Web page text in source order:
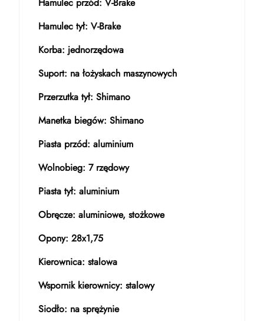
Hamulec tył: V-Brake
Korba: jednorzędowa
Suport: na łożyskach maszynowych
Przerzutka tył: Shimano
Manetka biegów: Shimano
Piasta przód: aluminium
Wolnobieg: 7 rzędowy
Piasta tył: aluminium
Obręcze: aluminiowe, stożkowe
Opony: 28x1,75
Kierownica: stalowa
Wspornik kierownicy: stalowy
Siodło: na sprężynie